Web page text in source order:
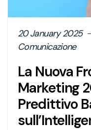
20 January 2025
Comunicazione
La Nuova
Marketing
Predittivo